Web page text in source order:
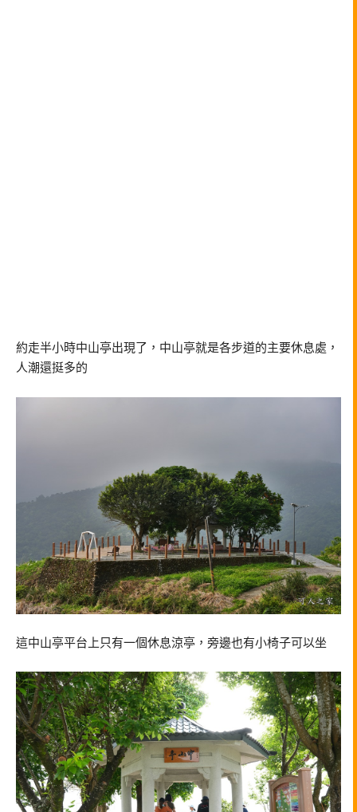
約走半小時中山亭出現了，中山亭就是各步道的主要休息處，
人潮還挺多的
這中山亭平台上只有一個休息涼亭，旁邊也有小椅子可以坐